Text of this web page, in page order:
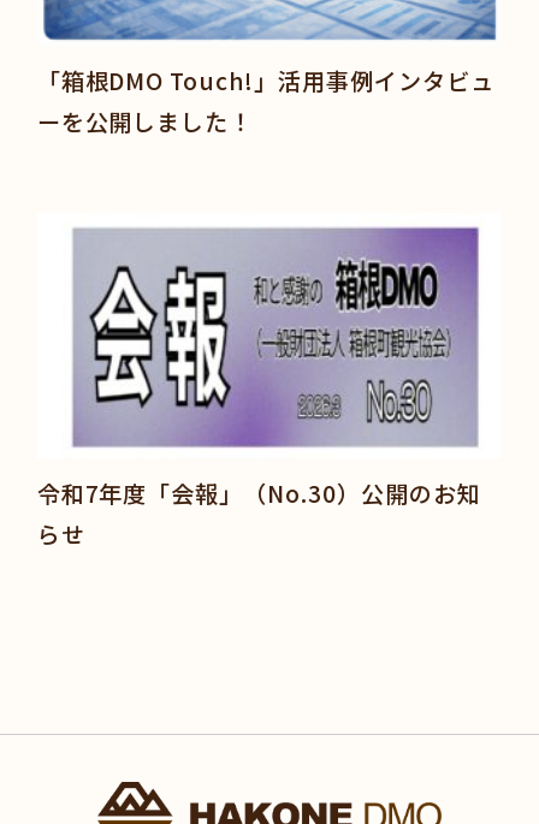
「箱根DMO Touch!」活用事例インタビュ
ーを公開しました！
令和7年度「会報」（No.30）公開のお知
らせ